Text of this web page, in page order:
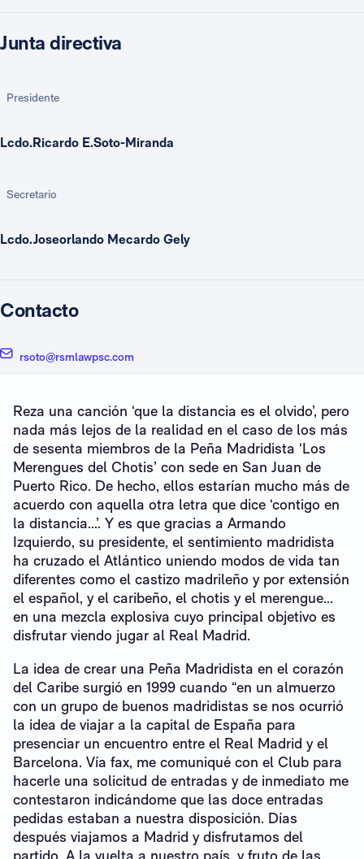
Junta directiva
Presidente
Lcdo.Ricardo E.Soto-Miranda
Secretario
Lcdo.Joseorlando Mecardo Gely
Contacto
rsoto@rsmlawpsc.com
Reza una canción ‘que la distancia es el olvido’, pero
nada más lejos de la realidad en el caso de los más
de sesenta miembros de la Peña Madridista ‘Los
Merengues del Chotis’ con sede en San Juan de
Puerto Rico. De hecho, ellos estarían mucho más de
acuerdo con aquella otra letra que dice ‘contigo en
la distancia...’. Y es que gracias a Armando
Izquierdo, su presidente, el sentimiento madridista
ha cruzado el Atlántico uniendo modos de vida tan
diferentes como el castizo madrileño y por extensión
el español, y el caribeño, el chotis y el merengue...
en una mezcla explosiva cuyo principal objetivo es
disfrutar viendo jugar al Real Madrid.
La idea de crear una Peña Madridista en el corazón
del Caribe surgió en 1999 cuando “en un almuerzo
con un grupo de buenos madridistas se nos ocurrió
la idea de viajar a la capital de España para
presenciar un encuentro entre el Real Madrid y el
Barcelona. Vía fax, me comuniqué con el Club para
hacerle una solicitud de entradas y de inmediato me
contestaron indicándome que las doce entradas
pedidas estaban a nuestra disposición. Días
después viajamos a Madrid y disfrutamos del
partido. A la vuelta a nuestro país, y fruto de las